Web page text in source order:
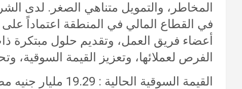
المخاطر، والتمويل متناهي الصغر. لدى
في القطاع المالي في المنطقة اعتماداً على
أعضاء فريق العمل، وتقديم حلول مبتكرة
الفرص لعملائها، وتعزيز القيمة السوقية،
القيمة السوقية الحالية : 19.29 مليار جنيه مصرى